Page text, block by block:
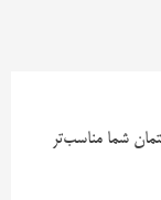
شما مناسب‌تر